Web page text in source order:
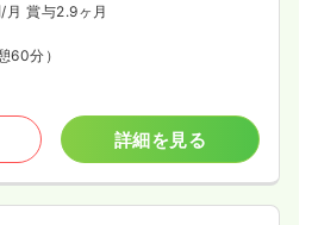
/月 賞与2.9ヶ月
60分）
詳細を見る